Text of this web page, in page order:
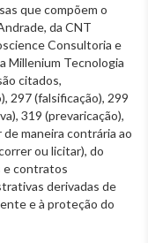
que compõem o
da CNT
Consultoria e
Millenium Tecnologia
citados,
297 (falsificação), 299
319 (prevaricação),
maneira contrária ao
ou licitar), do
e contratos
derivadas de
e à proteção do